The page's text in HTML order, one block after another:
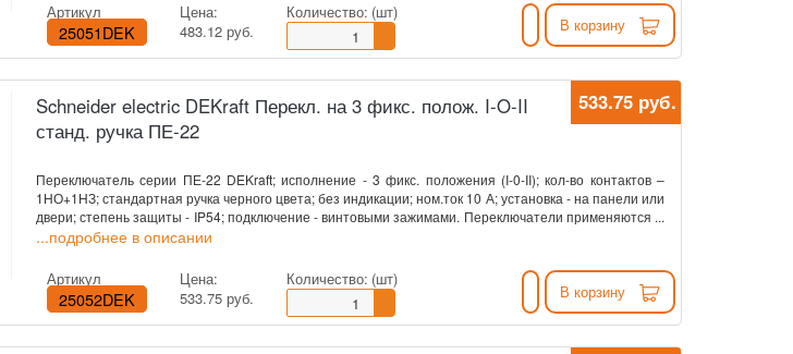
Артикул
25051DEK
Цена:
483.12 руб.
Количество: (шт)
В корзину
533.75 руб.
Schneider electric DEKraft Перекл. на 3 фикс. полож. I-O-II
станд. ручка ПЕ-22
Переключатель серии ПЕ-22 DEKraft; исполнение - 3 фикс. положения (I-0-II); кол-во контактов –
1НО+1НЗ; стандартная ручка черного цвета; без индикации; ном.ток 10 А; установка - на панели или
двери; степень защиты - IP54; подключение - винтовыми зажимами. Переключатели применяются ...
...подробнее в описании
Артикул
25052DEK
Цена:
533.75 руб.
Количество: (шт)
В корзину